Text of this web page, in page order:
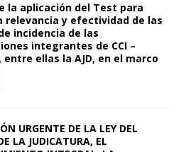
la aplicación del Test para
relevancia y efectividad de las
incidencia de las
integrantes de CCI –
entre ellas la AJD, en el marco
URGENTE DE LA LEY DEL
LA JUDICATURA, EL